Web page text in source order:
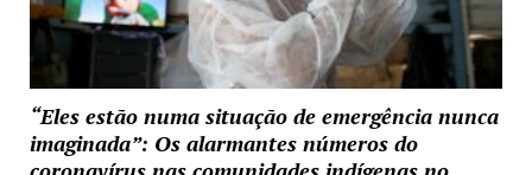
“Eles estão numa situação de emergência nunca
imaginada”: Os alarmantes números do